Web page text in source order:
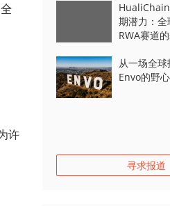
许
期潜力：
RWA赛道
从一场全
Envo的野
寻求报道